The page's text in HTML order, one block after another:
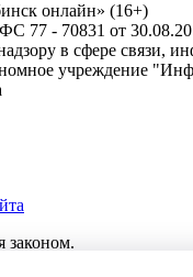
онлайн» (16+)
77 - 70831 от
в сфере связи,
учреждение
законом.